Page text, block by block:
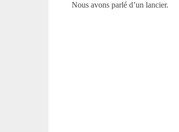
Nous avons parlé d’un lancier.